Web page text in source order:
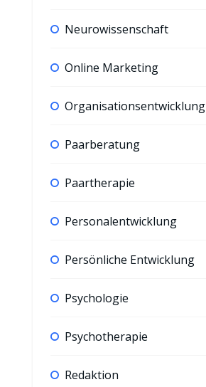
Neurowissenschaft
Online Marketing
Organisationsentwicklung
Paarberatung
Paartherapie
Personalentwicklung
Persönliche Entwicklung
Psychologie
Psychotherapie
Redaktion